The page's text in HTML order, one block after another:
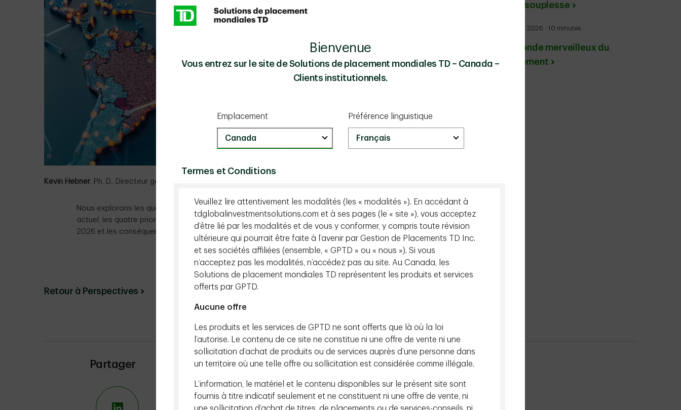
Kevin Hebner, Ph. D., Directeur général et stratège en placements mondiaux
Nous explorons les quatre différences entre le nouvel ordre économique mondial et l’ordre
actuel, les quatre priorités politiques de l’administration Trump, les perspectives pour 2025-
2026 et les conséquences pour les investisseurs.
Télécharger
Retour à Perspectives
avec souplesse
juillet 27 2026 - 10 minutes
Le monde merveilleux du
rendement
Partager
Bienvenue
Vous entrez sur le site de Solutions de placement mondiales TD – Canada –
Clients institutionnels.
Emplacement Préférence linguistique
Termes et Conditions
Veuillez lire attentivement les modalités (les « modalités »). En accédant à
tdglobalinvestmentsolutions.com et à ses pages (le « site »), vous acceptez
d’être lié par les modalités et de vous y conformer, y compris toute révision
ultérieure qui pourrait être faite à l’avenir par Gestion de Placements TD Inc.
et ses sociétés affiliées (ensemble, « GPTD » ou « nous »). Si vous
n’acceptez pas les modalités, n’accédez pas au site. Au Canada, les
Solutions de placement mondiales TD représentent les produits et services
offerts par GPTD.
Aucune offre
Les produits et les services de GPTD ne sont offerts que là où la loi
l’autorise. Le contenu de ce site ne constitue ni une offre de vente ni une
sollicitation d’achat de produits ou de services auprès d’une personne dans
un territoire où une telle offre ou sollicitation est considérée comme illégale.
L’information, le matériel et le contenu disponibles sur le présent site sont
fournis à titre indicatif seulement et ne constituent ni une offre de vente, ni